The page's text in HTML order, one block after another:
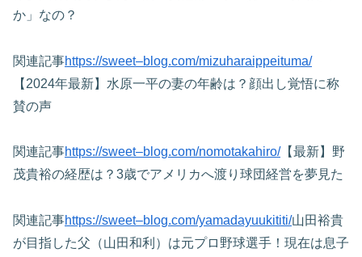
か」なの？
関連記事https://sweet–blog.com/mizuharaippeituma/
【2024年最新】水原一平の妻の年齢は？顔出し覚悟に称
賛の声
関連記事https://sweet–blog.com/nomotakahiro/【最新】野
茂貴裕の経歴は？3歳でアメリカへ渡り球団経営を夢見た
関連記事https://sweet–blog.com/yamadayuukititi/山田裕貴
が目指した父（山田和利）は元プロ野球選手！現在は息子